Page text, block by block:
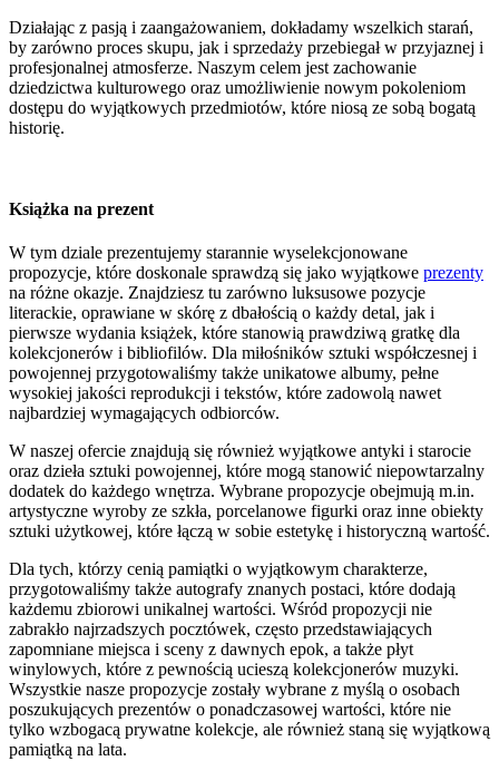
Działając z pasją i zaangażowaniem, dokładamy wszelkich starań,
by zarówno proces skupu, jak i sprzedaży przebiegał w przyjaznej i
profesjonalnej atmosferze. Naszym celem jest zachowanie
dziedzictwa kulturowego oraz umożliwienie nowym pokoleniom
dostępu do wyjątkowych przedmiotów, które niosą ze sobą bogatą
historię.
Książka na prezent
W tym dziale prezentujemy starannie wyselekcjonowane
propozycje, które doskonale sprawdzą się jako wyjątkowe prezenty
na różne okazje. Znajdziesz tu zarówno luksusowe pozycje
literackie, oprawiane w skórę z dbałością o każdy detal, jak i
pierwsze wydania książek, które stanowią prawdziwą gratkę dla
kolekcjonerów i bibliofilów. Dla miłośników sztuki współczesnej i
powojennej przygotowaliśmy także unikatowe albumy, pełne
wysokiej jakości reprodukcji i tekstów, które zadowolą nawet
najbardziej wymagających odbiorców.
W naszej ofercie znajdują się również wyjątkowe antyki i starocie
oraz dzieła sztuki powojennej, które mogą stanowić niepowtarzalny
dodatek do każdego wnętrza. Wybrane propozycje obejmują m.in.
artystyczne wyroby ze szkła, porcelanowe figurki oraz inne obiekty
sztuki użytkowej, które łączą w sobie estetykę i historyczną wartość.
Dla tych, którzy cenią pamiątki o wyjątkowym charakterze,
przygotowaliśmy także autografy znanych postaci, które dodają
każdemu zbiorowi unikalnej wartości. Wśród propozycji nie
zabrakło najrzadszych pocztówek, często przedstawiających
zapomniane miejsca i sceny z dawnych epok, a także płyt
winylowych, które z pewnością ucieszą kolekcjonerów muzyki.
Wszystkie nasze propozycje zostały wybrane z myślą o osobach
poszukujących prezentów o ponadczasowej wartości, które nie
tylko wzbogacą prywatne kolekcje, ale również staną się wyjątkową
pamiątką na lata.